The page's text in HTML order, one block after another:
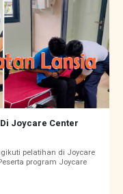
Joycare Center
pelatihan di Joycare
program Joycare